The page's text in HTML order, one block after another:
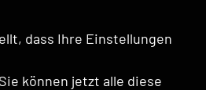
dass Ihre Einstellungen
Sie können jetzt alle diese